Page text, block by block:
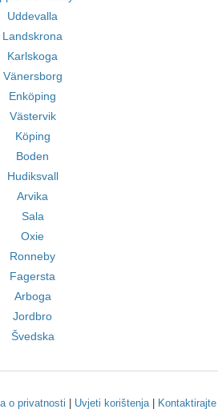
Uddevalla
Landskrona
Karlskoga
Vänersborg
Enköping
Västervik
Köping
Boden
Hudiksvall
Arvika
Sala
Oxie
Ronneby
Fagersta
Arboga
Jordbro
Švedska
o privatnosti Uvjeti korištenja| Kontaktirajte